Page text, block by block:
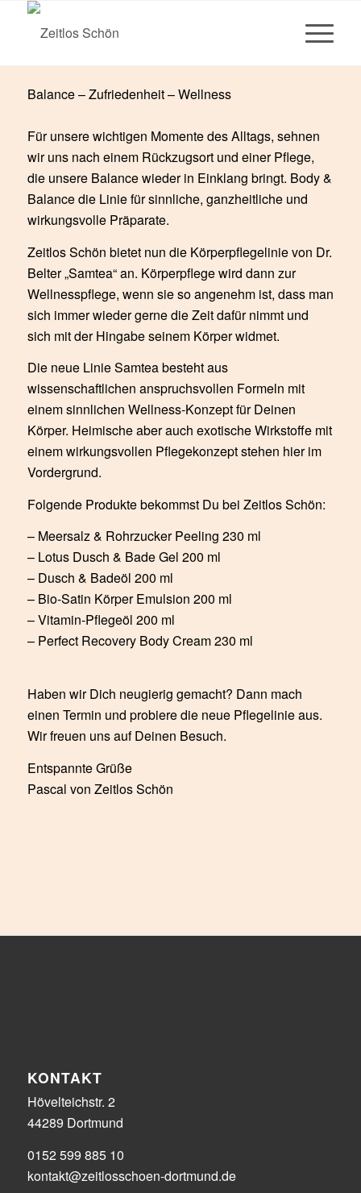
Balance – Zufriedenheit – Wellness
Für unsere wichtigen Momente des Alltags, sehnen
wir uns nach einem Rückzugsort und einer Pflege,
die unsere Balance wieder in Einklang bringt. Body &
Balance die Linie für sinnliche, ganzheitliche und
wirkungsvolle Präparate.
Zeitlos Schön bietet nun die Körperpflegelinie von Dr.
Belter „Samtea“ an. Körperpflege wird dann zur
Wellnesspflege, wenn sie so angenehm ist, dass man
sich immer wieder gerne die Zeit dafür nimmt und
sich mit der Hingabe seinem Körper widmet.
Die neue Linie Samtea besteht aus
wissenschaftlichen anspruchsvollen Formeln mit
einem sinnlichen Wellness-Konzept für Deinen
Körper. Heimische aber auch exotische Wirkstoffe mit
einem wirkungsvollen Pflegekonzept stehen hier im
Vordergrund.
Folgende Produkte bekommst Du bei Zeitlos Schön:
– Meersalz & Rohrzucker Peeling 230 ml
– Lotus Dusch & Bade Gel 200 ml
– Dusch & Badeöl 200 ml
– Bio-Satin Körper Emulsion 200 ml
– Vitamin-Pflegeöl 200 ml
– Perfect Recovery Body Cream 230 ml
Haben wir Dich neugierig gemacht? Dann mach
einen Termin und probiere die neue Pflegelinie aus.
Wir freuen uns auf Deinen Besuch.
Entspannte Grüße
Pascal von Zeitlos Schön
KONTAKT
Hövelteichstr. 2
44289 Dortmund
0152 599 885 10
kontakt@zeitlosschoen-dortmund.de